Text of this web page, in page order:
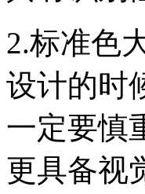
2.标准色
设计的时
一定要慎
更具备视